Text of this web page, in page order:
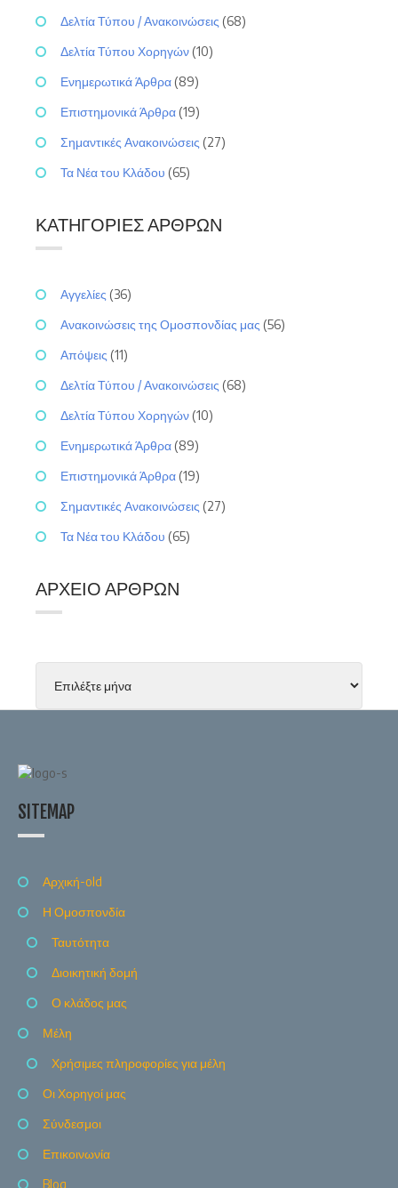
Δελτία Τύπου / Ανακοινώσεις (68)
Δελτία Τύπου Χορηγών (10)
Ενημερωτικά Άρθρα (89)
Επιστημονικά Άρθρα (19)
Σημαντικές Ανακοινώσεις (27)
Τα Νέα του Κλάδου (65)
ΚΑΤΗΓΟΡΊΕΣ ΆΡΘΡΩΝ
Αγγελίες (36)
Ανακοινώσεις της Ομοσπονδίας μας (56)
Απόψεις (11)
Δελτία Τύπου / Ανακοινώσεις (68)
Δελτία Τύπου Χορηγών (10)
Ενημερωτικά Άρθρα (89)
Επιστημονικά Άρθρα (19)
Σημαντικές Ανακοινώσεις (27)
Τα Νέα του Κλάδου (65)
ΑΡΧΕΊΟ ΆΡΘΡΩΝ
SITEMAP
Αρχική-old
Η Ομοσπονδία
Ταυτότητα
Διοικητική δομή
Ο κλάδος μας
Μέλη
Χρήσιμες πληροφορίες για μέλη
Οι Χορηγοί μας
Σύνδεσμοι
Επικοινωνία
Blog